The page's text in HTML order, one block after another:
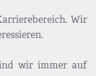
Wir
wir immer auf